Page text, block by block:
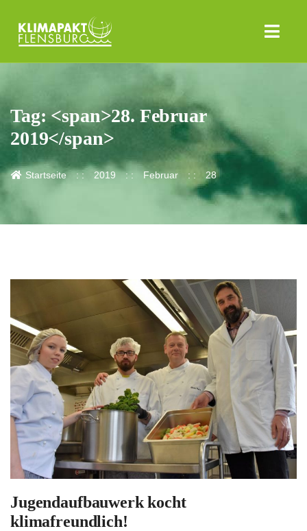
Tag: <span>28. Februar
2019</span>
Startseite 2019 Februar 28
Jugendaufbauwerk kocht
klimafreundlich!